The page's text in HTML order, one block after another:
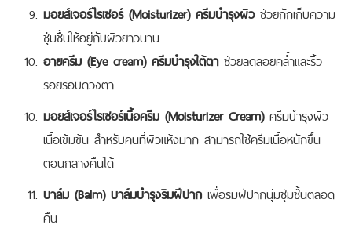
มอยส์เจอร์ไรเซอร์ (Moisturizer) ครีมบำรุงผิว ช่วยกักเก็บความ
ชุ่มชื้นให้อยู่กับผิวยาวนาน
อายครีม (Eye cream) ครีมบำรุงใต้ตา ช่วยลดลอยคล้ำและริ้ว
รอยรอบดวงตา
มอยส์เจอร์ไรเซอร์เนื้อครีม (Moisturizer Cream) ครีมบำรุงผิว
เนื้อเข้มข้น สำหรับคนที่ผิวแห้งมาก สามารถใช้ครีมเนื้อหนักขึ้น
ตอนกลางคืนได้
บาล์ม (Balm) บาล์มบำรุงริมฝีปาก เพื่อริมฝีปากนุ่มชุ่มชื้นตลอด
คืน